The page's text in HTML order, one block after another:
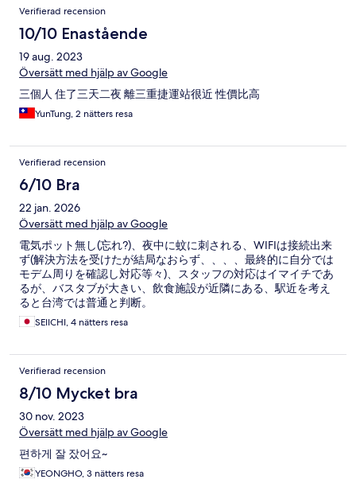
Verifierad recension
10/10 Enastående
19 aug. 2023
Översätt med hjälp av Google
三個人 住了三天二夜 離三重捷運站很近 性價比高
YunTung, 2 nätters resa
Verifierad recension
6/10 Bra
22 jan. 2026
Översätt med hjälp av Google
電気ポット無し(忘れ?)、夜中に蚊に刺される、WIFIは接続出来
ず(解決方法を受けたが結局なおらず、、、、最終的に自分では
モデム周りを確認し対応等々)、スタッフの対応はイマイチであ
るが、バスタブが大きい、飲食施設が近隣にある、駅近を考え
ると台湾では普通と判断。
SEIICHI, 4 nätters resa
Verifierad recension
8/10 Mycket bra
30 nov. 2023
Översätt med hjälp av Google
편하게 잘 잤어요~
YEONGHO, 3 nätters resa